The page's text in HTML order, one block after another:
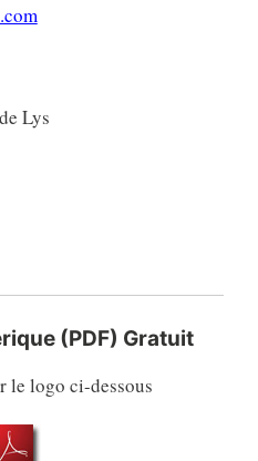
Lys
(PDF) Gratuit
le logo ci-dessous